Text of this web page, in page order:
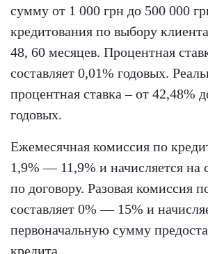
сумму от 1 000 грн до 500 000
кредитования по выбору
48, 60 месяцев. Процентная
составляет 0,01% годовых.
процентная ставка – от 42,48%
годовых.
Ежемесячная комиссия по
1,9% — 11,9% и начисляется на
по договору. Разовая комиссия
составляет 0% — 15% и
первоначальную сумму
кредита.